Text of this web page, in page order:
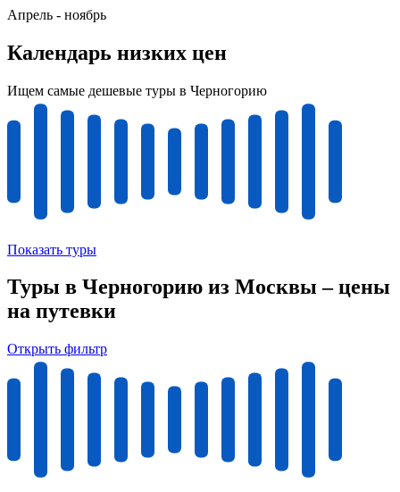
Апрель - ноябрь
Календарь низких цен
Ищем самые дешевые туры в Черногорию
Показать туры
Туры в Черногорию из Москвы – цены
на путевки
Открыть фильтр